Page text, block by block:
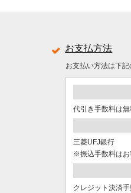
お支払方法
お支払い方法は下記
代引き手数料は
三菱UFJ銀行
※振込手数料はお
クレジット決済